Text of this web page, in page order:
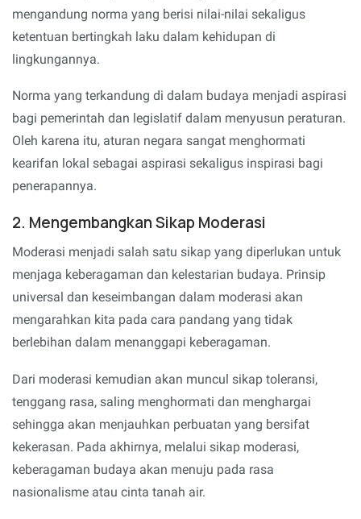
mengandung norma yang berisi nilai-nilai sekaligus
ketentuan bertingkah laku dalam kehidupan di
lingkungannya.
Norma yang terkandung di dalam budaya menjadi aspirasi
bagi pemerintah dan legislatif dalam menyusun peraturan.
Oleh karena itu, aturan negara sangat menghormati
kearifan lokal sebagai aspirasi sekaligus inspirasi bagi
penerapannya.
2. Mengembangkan Sikap Moderasi
Moderasi menjadi salah satu sikap yang diperlukan untuk
menjaga keberagaman dan kelestarian budaya. Prinsip
universal dan keseimbangan dalam moderasi akan
mengarahkan kita pada cara pandang yang tidak
berlebihan dalam menanggapi keberagaman.
Dari moderasi kemudian akan muncul sikap toleransi,
tenggang rasa, saling menghormati dan menghargai
sehingga akan menjauhkan perbuatan yang bersifat
kekerasan. Pada akhirnya, melalui sikap moderasi,
keberagaman budaya akan menuju pada rasa
nasionalisme atau cinta tanah air.